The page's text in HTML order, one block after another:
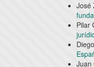
José
Pilar
Juan